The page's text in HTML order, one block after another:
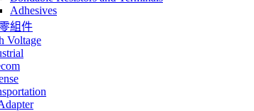
Adhesives
組件
Voltage